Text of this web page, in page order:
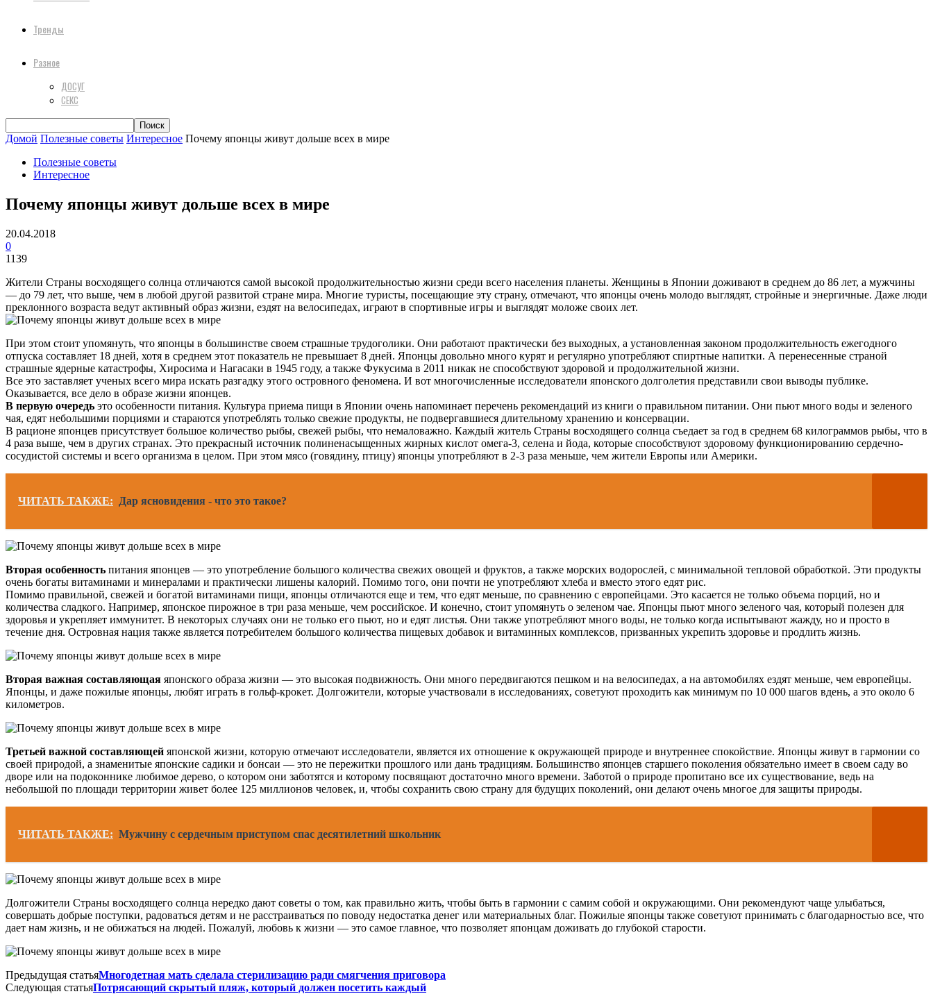
Тренды
Разное
ДОСУГ
СЕКС
Домой Полезные советы Интересное Почему японцы живут дольше всех в мире
Полезные советы
Интересное
Почему японцы живут дольше всех в мире
20.04.2018
0
1139
Жители Страны восходящего солнца отличаются самой высокой продолжительностью жизни среди всего населения планеты. Женщины в Японии доживают в среднем до 86 лет, а мужчины
— до 79 лет, что выше, чем в любой другой развитой стране мира. Многие туристы, посещающие эту страну, отмечают, что японцы очень молодо выглядят, стройные и энергичные. Даже люди
преклонного возраста ведут активный образ жизни, ездят на велосипедах, играют в спортивные игры и выглядят моложе своих лет.
При этом стоит упомянуть, что японцы в большинстве своем страшные трудоголики. Они работают практически без выходных, а установленная законом продолжительность ежегодного
отпуска составляет 18 дней, хотя в среднем этот показатель не превышает 8 дней. Японцы довольно много курят и регулярно употребляют спиртные напитки. А перенесенные страной
страшные ядерные катастрофы, Хиросима и Нагасаки в 1945 году, а также Фукусима в 2011 никак не способствуют здоровой и продолжительной жизни.
Все это заставляет ученых всего мира искать разгадку этого островного феномена. И вот многочисленные исследователи японского долголетия представили свои выводы публике.
Оказывается, все дело в образе жизни японцев.
В первую очередь это особенности питания. Культура приема пищи в Японии очень напоминает перечень рекомендаций из книги о правильном питании. Они пьют много воды и зеленого
чая, едят небольшими порциями и стараются употреблять только свежие продукты, не подвергавшиеся длительному хранению и консервации.
В рационе японцев присутствует большое количество рыбы, свежей рыбы, что немаловажно. Каждый житель Страны восходящего солнца съедает за год в среднем 68 килограммов рыбы, что в
4 раза выше, чем в других странах. Это прекрасный источник полиненасыщенных жирных кислот омега‑3, селена и йода, которые способствуют здоровому функционированию сердечно-
сосудистой системы и всего организма в целом. При этом мясо (говядину, птицу) японцы употребляют в 2-3 раза меньше, чем жители Европы или Америки.
ЧИТАТЬ ТАКЖЕ: Дар ясновидения - что это такое?
Вторая особенность питания японцев — это употребление большого количества свежих овощей и фруктов, а также морских водорослей, с минимальной тепловой обработкой. Эти продукты
очень богаты витаминами и минералами и практически лишены калорий. Помимо того, они почти не употребляют хлеба и вместо этого едят рис.
Помимо правильной, свежей и богатой витаминами пищи, японцы отличаются еще и тем, что едят меньше, по сравнению с европейцами. Это касается не только объема порций, но и
количества сладкого. Например, японское пирожное в три раза меньше, чем российское. И конечно, стоит упомянуть о зеленом чае. Японцы пьют много зеленого чая, который полезен для
здоровья и укрепляет иммунитет. В некоторых случаях они не только его пьют, но и едят листья. Они также употребляют много воды, не только когда испытывают жажду, но и просто в
течение дня. Островная нация также является потребителем большого количества пищевых добавок и витаминных комплексов, призванных укрепить здоровье и продлить жизнь.
Вторая важная составляющая японского образа жизни — это высокая подвижность. Они много передвигаются пешком и на велосипедах, а на автомобилях ездят меньше, чем европейцы.
Японцы, и даже пожилые японцы, любят играть в гольф-крокет. Долгожители, которые участвовали в исследованиях, советуют проходить как минимум по 10 000 шагов вдень, а это около 6
километров.
Третьей важной составляющей японской жизни, которую отмечают исследователи, является их отношение к окружающей природе и внутреннее спокойствие. Японцы живут в гармонии со
своей природой, а знаменитые японские садики и бонсаи — это не пережитки прошлого или дань традициям. Большинство японцев старшего поколения обязательно имеет в своем саду во
дворе или на подоконнике любимое дерево, о котором они заботятся и которому посвящают достаточно много времени. Заботой о природе пропитано все их существование, ведь на
небольшой по площади территории живет более 125 миллионов человек, и, чтобы сохранить свою страну для будущих поколений, они делают очень многое для защиты природы.
ЧИТАТЬ ТАКЖЕ: Мужчину с сердечным приступом спас десятилетний школьник
Долгожители Страны восходящего солнца нередко дают советы о том, как правильно жить, чтобы быть в гармонии с самим собой и окружающими. Они рекомендуют чаще улыбаться,
совершать добрые поступки, радоваться детям и не расстраиваться по поводу недостатка денег или материальных благ. Пожилые японцы также советуют принимать с благодарностью все, что
дает нам жизнь, и не обижаться на людей. Пожалуй, любовь к жизни — это самое главное, что позволяет японцам доживать до глубокой старости.
Предыдущая статьяМногодетная мать сделала стерилизацию ради смягчения приговора
Следующая статьяПотрясающий скрытый пляж, который должен посетить каждый